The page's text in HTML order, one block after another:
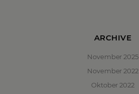
ARCHIVE
November 2025
November 2022
Oktober 2022